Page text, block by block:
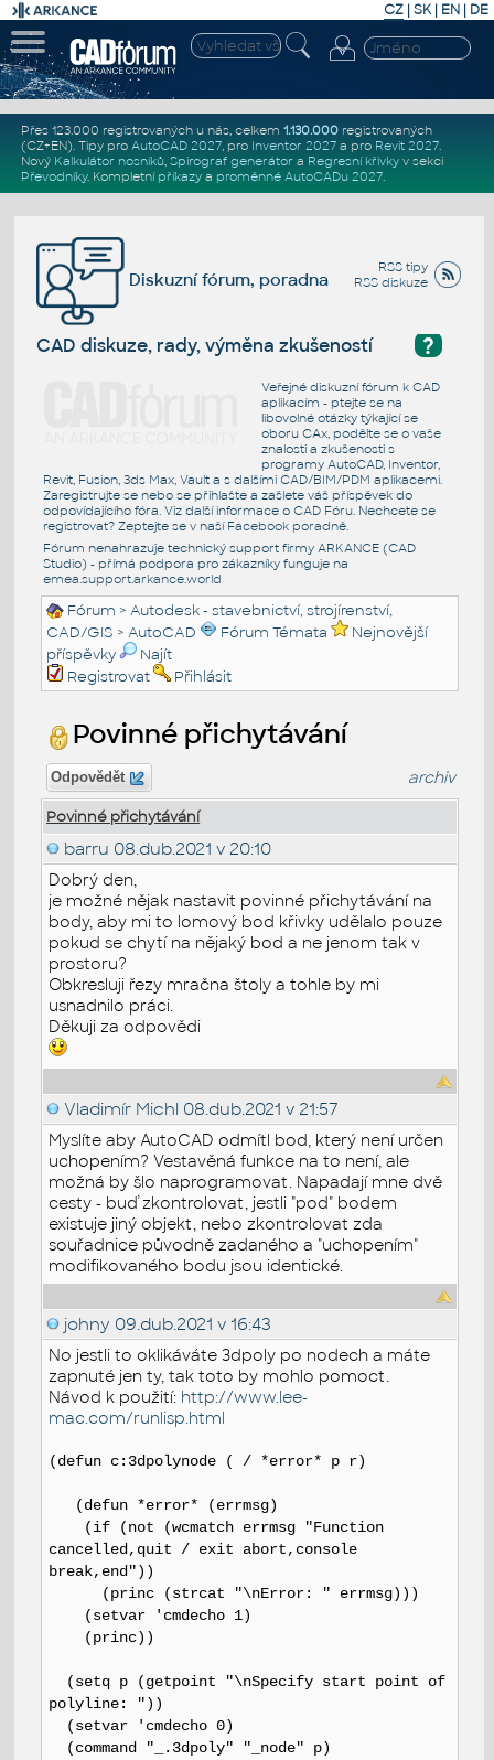
CZ | SK| EN | DE
Přes 123.000 registrovaných u nás, celkem 1.130.000registrovaných
(CZ+EN). Tipy pro AutoCAD 2027, pro Inventor 2027a pro Revit 2027.
Nový Kalkulátor nosníků, Spirograf generátor a Regresní křivkyv sekci
Převodníky. Kompletní příkazya proměnné AutoCADu 2027.
RSS tipy
RSS diskuze
Diskuzní fórum, poradna
?
CAD diskuze, rady, výměna zkušeností
Veřejné diskuzní fórum k CAD
aplikacím - ptejte se na
libovolné otázky týkající se
oboru CAx, podělte se o vaše
znalosti a zkušenosti s
programy AutoCAD, Inventor,
Revit, Fusion, 3ds Max, Vault a s dalšími CAD/BIM/PDM aplikacemi.
Zaregistrujte se nebo se přihlašte a zašlete váš příspěvek do
odpovídajícího fóra. Viz další informace o CAD Fóru. Nechcete se
registrovat? Zeptejte se v naší Facebook poradně.
Fórum nenahrazuje technický support firmy ARKANCE (CAD
Studio) - přímá podpora pro zákazníky funguje na
emea.support.arkance.world
Fórum >Autodesk - stavebnictví, strojírenství,
CAD/GIS >AutoCAD Fórum Témata
Nejnovější
příspěvky
Najít
Registrovat
Přihlásit
Povinné přichytávání
Odpovědět archiv
Povinné přichytávání
barru 08.dub.2021 v 20:10
Dobrý den,
je možné nějak nastavit povinné přichytávání na
body, aby mi to lomový bod křivky udělalo pouze
pokud se chytí na nějaký bod a ne jenom tak v
prostoru?
Obkresluji řezy mračna štoly a tohle by mi
usnadnilo práci.
Děkuji za odpovědi
Vladimír Michl 08.dub.2021 v 21:57
Myslíte aby AutoCAD odmítl bod, který není určen
uchopením? Vestavěná funkce na to není, ale
možná by šlo naprogramovat. Napadají mne dvě
cesty - buď zkontrolovat, jestli "pod" bodem
existuje jiný objekt, nebo zkontrolovat zda
souřadnice původně zadaného a "uchopením"
modifikovaného bodu jsou identické.
johny 09.dub.2021 v 16:43
No jestli to oklikáváte 3dpoly po nodech a máte
zapnuté jen ty, tak toto by mohlo pomoct.
Návod k použití: http://www.lee-
mac.com/runlisp.html
(defun c:3dpolynode ( / *error* p r)
(defun *error* (errmsg)
(if (not (wcmatch errmsg "Function
cancelled,quit / exit abort,console
break,end"))
(princ (strcat "\nError: " errmsg)))
(setvar 'cmdecho 1)
(princ))
(setq p (getpoint "\nSpecify start point of
polyline: "))
(setvar 'cmdecho 0)
(command "_.3dpoly" "_node" p)